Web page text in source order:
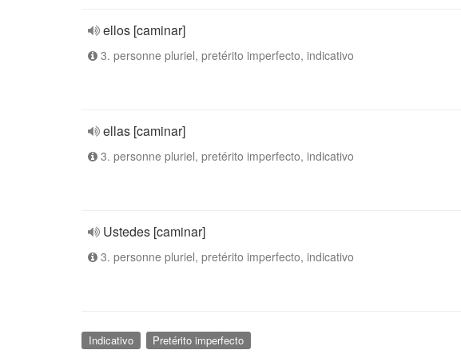
ellos [caminar]
3. personne pluriel, pretérito imperfecto, indicativo
ellas [caminar]
3. personne pluriel, pretérito imperfecto, indicativo
Ustedes [caminar]
3. personne pluriel, pretérito imperfecto, indicativo
Indicativo Pretérito imperfecto